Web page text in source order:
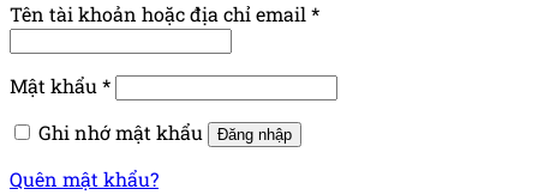
Tên tài khoản hoặc địa chỉ email*
Mật khẩu*
Ghi nhớ mật khẩu
Đăng nhập
Quên mật khẩu?